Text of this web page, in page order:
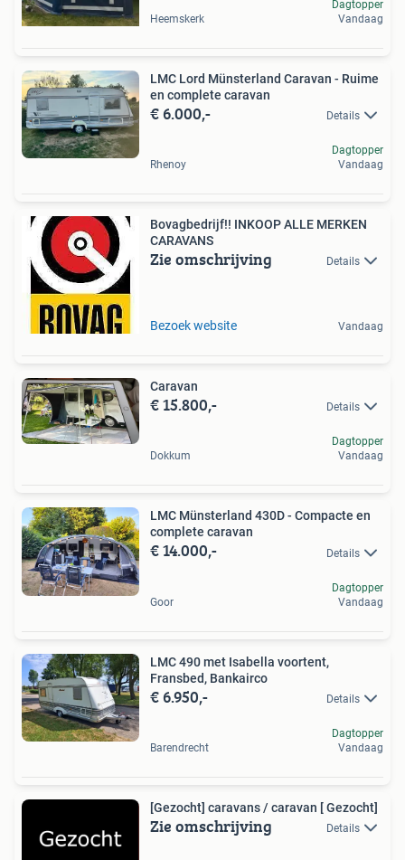
Heemskerk
Dagtopper
Vandaag
LMC Lord Münsterland Caravan - Ruime
en complete caravan
€ 6.000,- Details
Rhenoy
Dagtopper
Vandaag
Bovagbedrijf!! INKOOP ALLE MERKEN
CARAVANS
Zie omschrijving Details
Bezoek website Vandaag
Caravan
€ 15.800,- Details
Dokkum
Dagtopper
Vandaag
LMC Münsterland 430D - Compacte en
complete caravan
€ 14.000,- Details
Goor
Dagtopper
Vandaag
LMC 490 met Isabella voortent,
Fransbed, Bankairco
€ 6.950,- Details
Barendrecht
Dagtopper
Vandaag
[Gezocht] caravans / caravan [ Gezocht]
Zie omschrijving Details